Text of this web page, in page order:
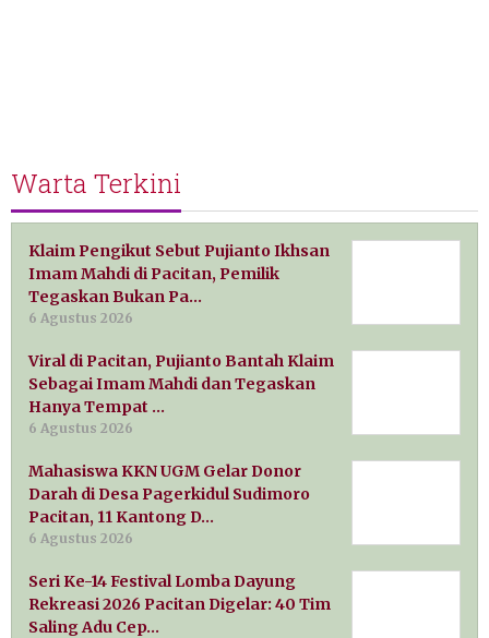
Warta Terkini
Klaim Pengikut Sebut Pujianto Ikhsan
Imam Mahdi di Pacitan, Pemilik
Tegaskan Bukan Pa…
6 Agustus 2026
Viral di Pacitan, Pujianto Bantah Klaim
Sebagai Imam Mahdi dan Tegaskan
Hanya Tempat …
6 Agustus 2026
Mahasiswa KKN UGM Gelar Donor
Darah di Desa Pagerkidul Sudimoro
Pacitan, 11 Kantong D…
6 Agustus 2026
Seri Ke-14 Festival Lomba Dayung
Rekreasi 2026 Pacitan Digelar: 40 Tim
Saling Adu Cep…